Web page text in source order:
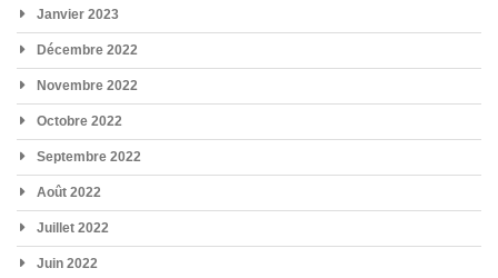
Janvier 2023
Décembre 2022
Novembre 2022
Octobre 2022
Septembre 2022
Août 2022
Juillet 2022
Juin 2022